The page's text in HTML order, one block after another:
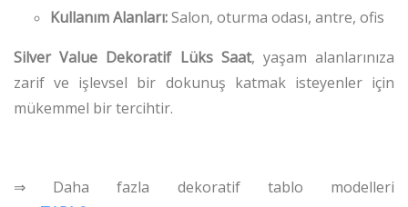
Kullanım Alanları:Salon, oturma odası, antre, ofis
Silver Value Dekoratif Lüks Saat, yaşam alanlarınıza
zarif ve işlevsel bir dokunuş katmak isteyenler için
mükemmel bir tercihtir.
⇒ Daha fazla dekoratif tablo modelleri